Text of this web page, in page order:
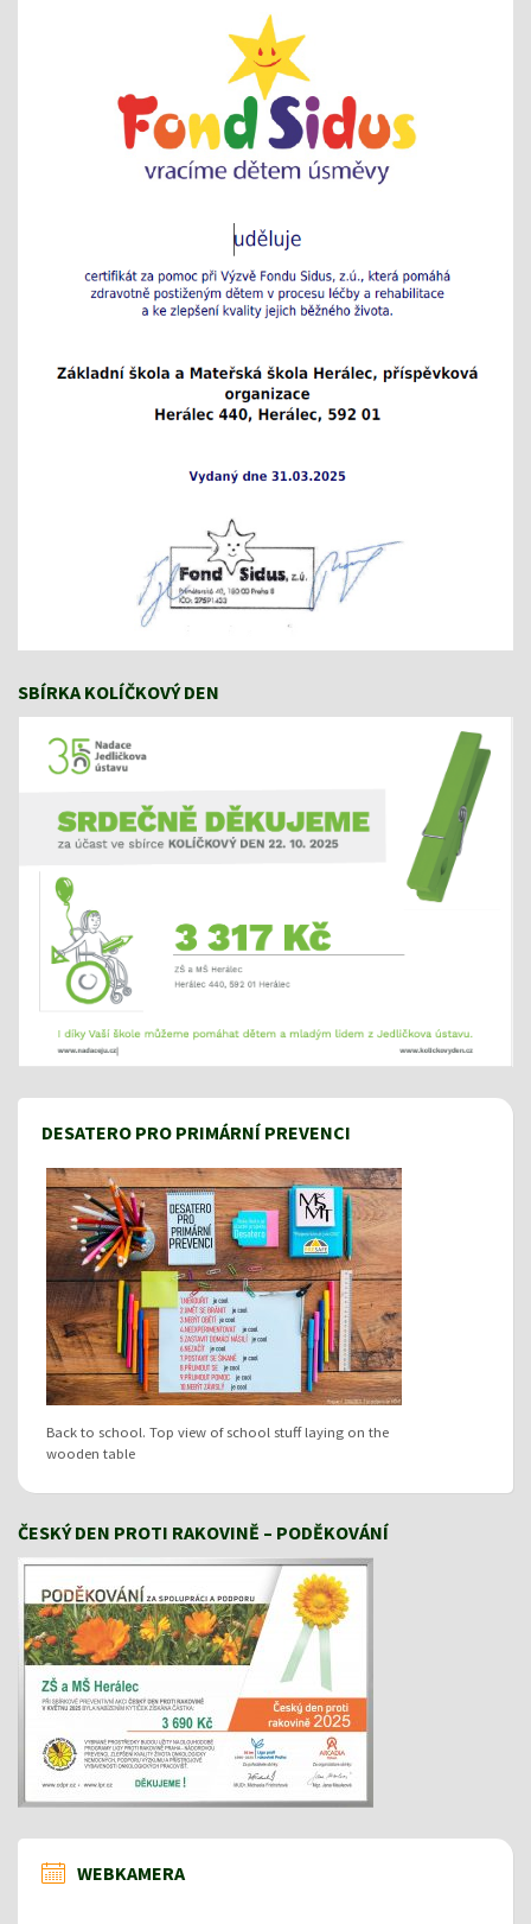
SBÍRKA KOLÍČKOVÝ DEN
DESATERO PRO PRIMÁRNÍ PREVENCI
Back to school. Top view of school stuff laying on the
wooden table
ČESKÝ DEN PROTI RAKOVINĚ – PODĚKOVÁNÍ
WEBKAMERA